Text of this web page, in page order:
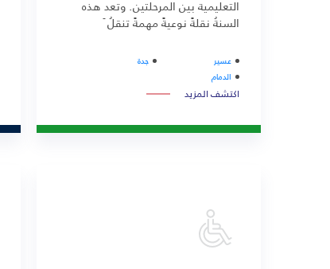
التعليمية بين المرحلتين. وتعد هذه
السنةُ نقلةً نوعيةً مهمةً تنقلُ َ
قبل الجامعة إلى مرحلة الدراسة
الأكاديمية ُ التي تتطلب ً نوعا ً من
الجهد والبحث والإبداع.
عسير
جدة
الدمام
اكتشف المزيد